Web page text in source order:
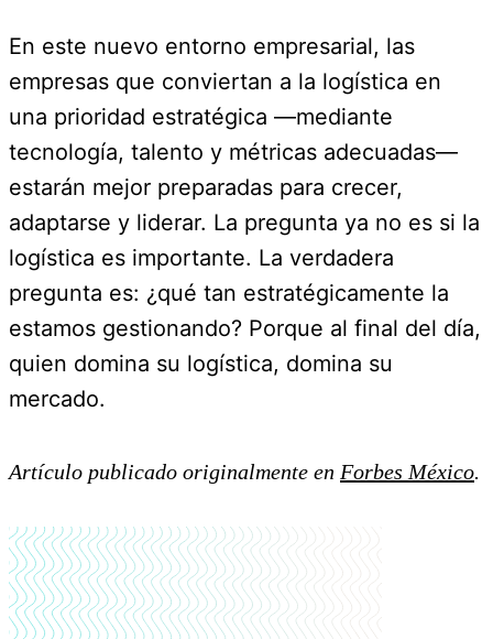
En este nuevo entorno empresarial, las
empresas que conviertan a la logística en
una prioridad estratégica —mediante
tecnología, talento y métricas adecuadas—
estarán mejor preparadas para crecer,
adaptarse y liderar. La pregunta ya no es si la
logística es importante. La verdadera
pregunta es: ¿qué tan estratégicamente la
estamos gestionando? Porque al final del día,
quien domina su logística, domina su
mercado.
Artículo publicado originalmente en Forbes México.